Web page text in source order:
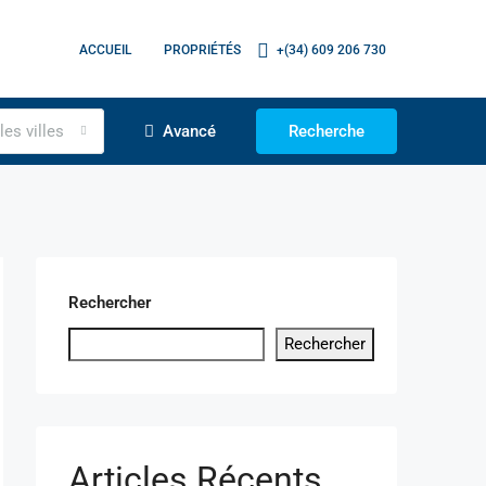
ACCUEIL PROPRIÉTÉS +(34) 609 206 730
villes Avancé Recherche
Rechercher
Rechercher